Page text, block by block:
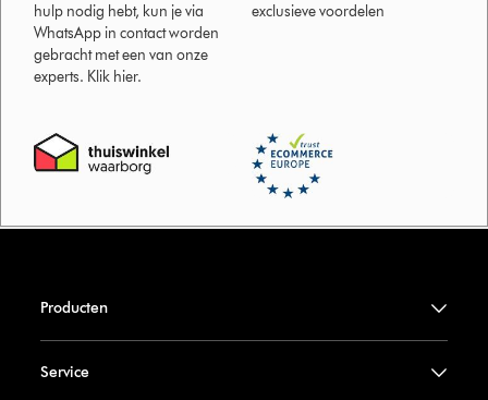
hulp nodig hebt, kun je via
WhatsApp in contact worden
gebracht met een van onze
experts. Klik hier.
exclusieve voordelen
Producten
Service